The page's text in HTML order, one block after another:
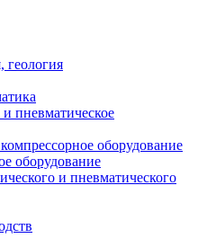
геология
пневматическое
оборудование
оборудование
и пневматического